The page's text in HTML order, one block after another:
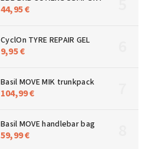
44,95 €
CyclOn TYRE REPAIR GEL
9,95 €
Basil MOVE MIK trunkpack
104,99 €
Basil MOVE handlebar bag
59,99 €